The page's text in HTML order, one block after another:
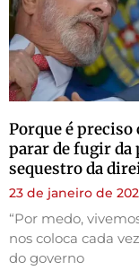
Porque é
parar de fugir da
sequestro da
23 de janeiro de
“Por medo,
nos coloca cada
do governo